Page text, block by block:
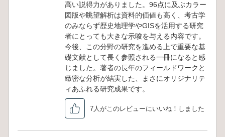
高い説得力がありました。96点に及ぶカラー
図版や眺望解析は資料的価値も高く、考古学
のみならず歴史地理学やGISを活用する研究
者にとっても大きな示唆を与える内容です。
今後、この分野の研究を進める上で重要な基
礎文献として長く参照される一冊になると感
じました。著者の長年のフィールドワークと
緻密な分析が結実した、まさにオリジナリテ
ィあふれる研究成果です。
7人がこのレビューにいいね！しました